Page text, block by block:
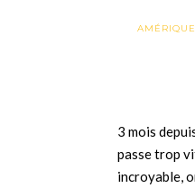
3 mois
passe trop
incroyable,